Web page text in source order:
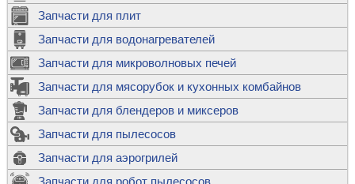
Запчасти для плит
Запчасти для водонагревателей
Запчасти для микроволновых печей
Запчасти для мясорубок и кухонных комбайнов
Запчасти для блендеров и миксеров
Запчасти для пылесосов
Запчасти для аэрогрилей
Запчасти для робот пылесосов